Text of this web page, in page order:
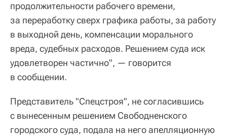
продолжительности рабочего времени,
за переработку сверх графика работы, за работу
в выходной день, компенсации морального
вреда, судебных расходов. Решением суда иск
удовлетворен частично", — говорится
в сообщении.
Представитель "Спецстроя", не согласившись
с вынесенным решением Свободненского
городского суда, подала на него апелляционную